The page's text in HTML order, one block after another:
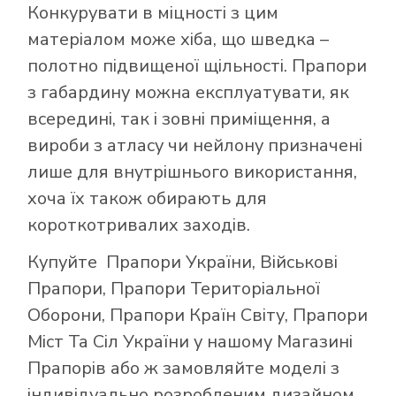
Конкурувати в міцності з цим
матеріалом може хіба, що шведка –
полотно підвищеної щільності. Прапори
з габардину можна експлуатувати, як
всередині, так і зовні приміщення, а
вироби з атласу чи нейлону призначені
лише для внутрішнього використання,
хоча їх також обирають для
короткотривалих заходів.
Купуйте Прапори України, Військові
Прапори, Прапори Територіальної
Оборони, Прапори Країн Світу, Прапори
Міст Та Сіл України у нашому Магазині
Прапорів або ж замовляйте моделі з